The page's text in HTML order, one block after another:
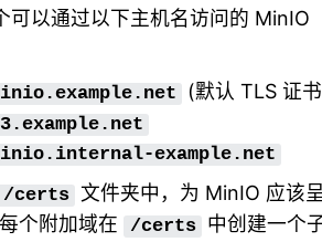
可以通过以下主机名访问的 MinIO
(默认 TLS 证
example.net
/certs 文件夹中，为 MinIO 应该
个附加域在
/certs 中创建一个